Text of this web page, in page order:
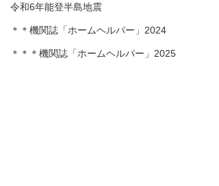
令和6年能登半島地震
＊＊機関誌「ホームヘルパー」2024
＊＊＊機関誌「ホームヘルパー」2025